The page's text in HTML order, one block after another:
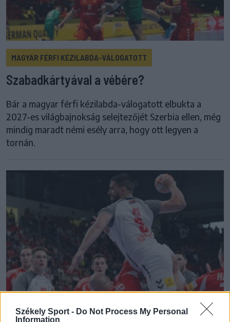
Székely Sport - Do Not Process My Personal
Information
MAGYAR FÉRFI KÉZILABDA-VÁLOGATOTT
Szabadkártyával a vébére?
Bár a magyar férfi kézilabda-válogatott elbukta a
2027-es világbajnokság selejtezőjét Szerbia ellen, még
mindig maradt némi esély arra, hogy ott legyen a
tornán.